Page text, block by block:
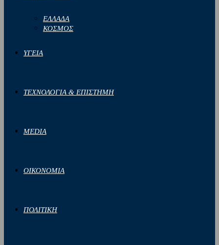
ΕΛΛΑΔΑ
ΚΟΣΜΟΣ
ΥΓΕΙΑ
ΤΕΧΝΟΛΟΓΙΑ & ΕΠΙΣΤΗΜΗ
MEDIA
ΟΙΚΟΝΟΜΙΑ
ΠΟΛΙΤΙΚΗ